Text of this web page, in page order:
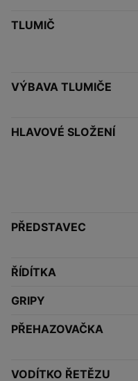
TLUMIČ
VÝBAVA TLUMIČE
HLAVOVÉ SLOŽENÍ
PŘEDSTAVEC
ŘÍDÍTKA
GRIPY
PŘEHAZOVAČKA
VODÍTKO ŘETĚZU